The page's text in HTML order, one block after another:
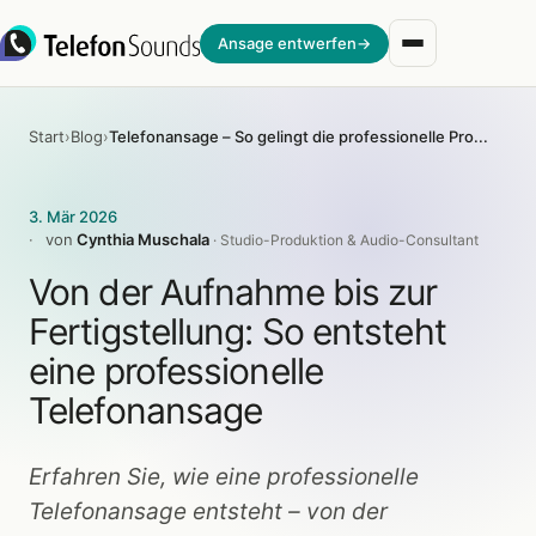
Ansage entwerfen→
Start›Blog› Telefonansage – So gelingt die professionelle Produktion
3. Mär 2026
von Cynthia Muschala · Studio-Produktion & Audio-Consultant
Von der Aufnahme bis zur
Fertigstellung: So entsteht
eine professionelle
Telefonansage
Erfahren Sie, wie eine professionelle
Telefonansage entsteht – von der